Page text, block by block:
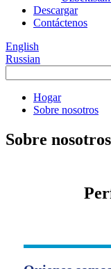
Descargar
Contáctenos
English
Russian
Hogar
Sobre nosotros
Sobre nosotros